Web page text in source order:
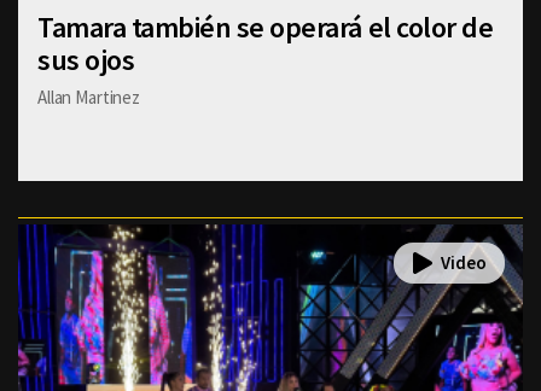
Tamara también se operará el color de
sus ojos
Allan Martinez